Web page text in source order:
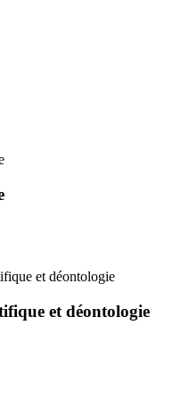
et déontologie
et déontologie